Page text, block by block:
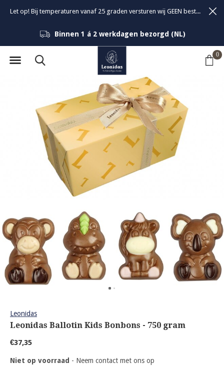
0
Binnen 1 á 2 werkdagen bezorgd (NL)
Let op! Bij temperaturen vanaf 25 graden versturen wij GEEN bestellingen om de kwaliteit van de bonbons te garanderen.
Leonidas
Leonidas Ballotin Kids Bonbons - 750 gram
€37,35
Niet op voorraad - Neem contact met ons op